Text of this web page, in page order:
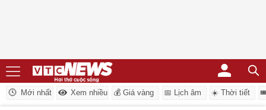
Mới nhất Xem nhiều 💰 Giá vàng 📅 Lịch âm ☀️ Thời tiết